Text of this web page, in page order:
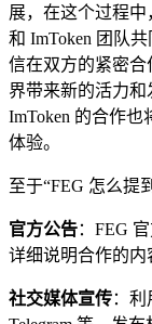
展，在这个过程中
和 ImToken 团队
信在双方的紧密合
界带来新的活力和
ImToken 的合作
体验。
至于“FEG 怎么提
官方公告：FEG
详细说明合作的内
社交媒体宣传：利